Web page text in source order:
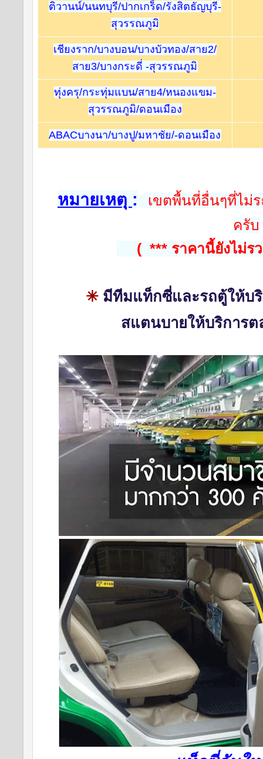
ติวานน์/นนทบุรี/ปากเกร็ด/รังสิตธัญบุรี-
สุวรรณภูมิ
เชียงราก/บางบอน/บางบัวทอง/สาย2/
สาย3/บางกระดี่ -สุวรรณภูมิ
ทุ่งครุ/กระทุ่มแบน/สาย4/หนองแขม-
สุวรรณภูมิ/ดอนเมือง
ABACบางนา/บางปู/มหาชัย/-ดอนเมือง
หมายเหตุ :
เขตพื้นที่อื่นๆที่ไม่
ครับ
(  *** ราคานี้ยังไม่ร
✳ มีทีมแท็กซี่และรถตู้ให้บ
สแตนบายให้บริการต